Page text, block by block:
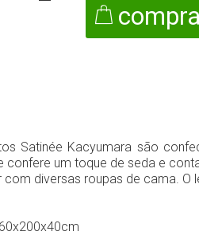
Satinée Kacyumara são
confere um toque de seda e
diversas roupas de cama.